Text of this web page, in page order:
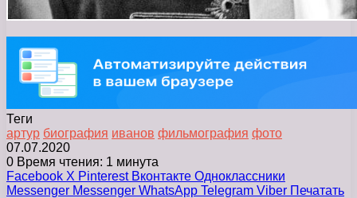
Теги
артур биография иванов фильмография фото
07.07.2020
0 Время чтения: 1 минута
Facebook X Pinterest Вконтакте Одноклассники
Messenger Messenger WhatsApp Telegram Viber Печатать